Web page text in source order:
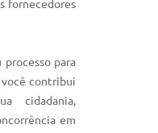
fornecedores
para
contribui
cidadania,
em